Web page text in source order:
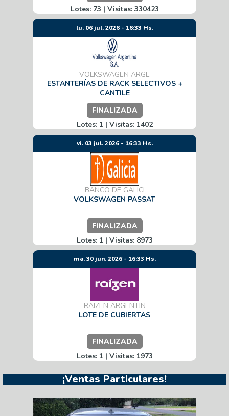
Lotes: 73 | Visitas: 330423
lu. 06 jul. 2026 - 16:33 Hs.
VOLKSWAGEN ARGE
ESTANTERÍAS DE RACK SELECTIVOS +
CANTILE
FINALIZADA
Lotes: 1 | Visitas: 1402
vi. 03 jul. 2026 - 16:33 Hs.
BANCO DE GALICI
VOLKSWAGEN PASSAT
FINALIZADA
Lotes: 1 | Visitas: 8973
ma. 30 jun. 2026 - 16:33 Hs.
RAIZEN ARGENTIN
LOTE DE CUBIERTAS
FINALIZADA
Lotes: 1 | Visitas: 1973
¡Ventas Particulares!
Next
Previous